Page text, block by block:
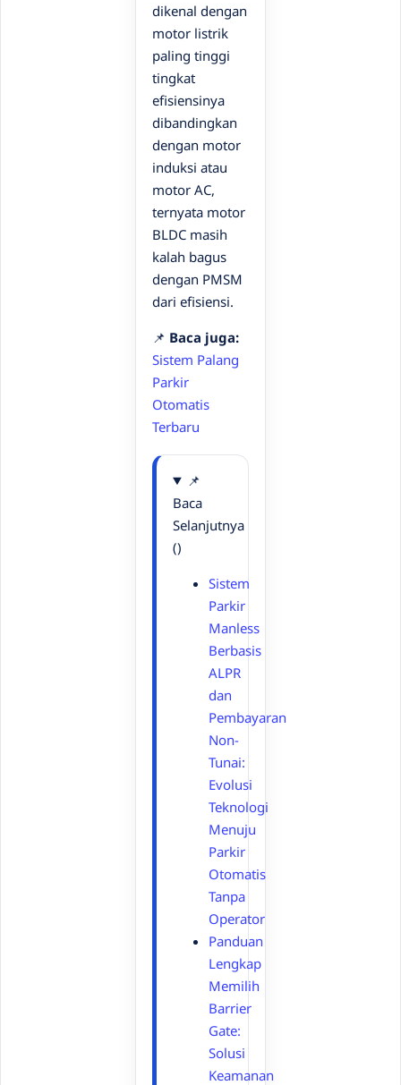
dikenal dengan
motor listrik
paling tinggi
tingkat
efisiensinya
dibandingkan
dengan motor
induksi atau
motor AC,
ternyata motor
BLDC masih
kalah bagus
dengan PMSM
dari efisiensi.
📌 Baca juga:
Sistem Palang
Parkir
Otomatis
Terbaru
📌
Baca
Selanjutnya
()
Sistem
Parkir
Manless
Berbasis
ALPR
dan
Pembayaran
Non-
Tunai:
Evolusi
Teknologi
Menuju
Parkir
Otomatis
Tanpa
Operator
Panduan
Lengkap
Memilih
Barrier
Gate:
Solusi
Keamanan